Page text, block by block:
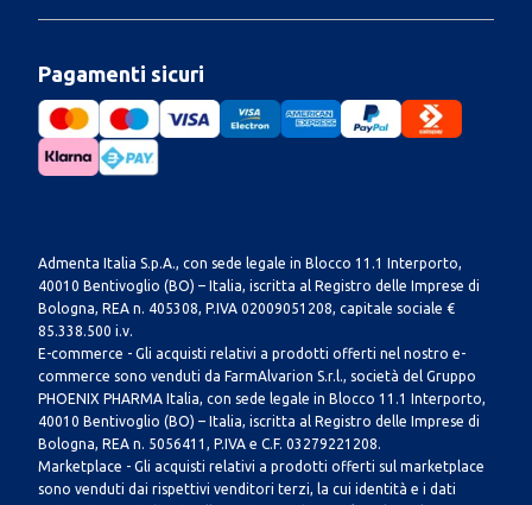
Pagamenti sicuri
Admenta Italia S.p.A., con sede legale in Blocco 11.1 Interporto,
40010 Bentivoglio (BO) – Italia, iscritta al Registro delle Imprese di
Bologna, REA n. 405308, P.IVA 02009051208, capitale sociale €
85.338.500 i.v.
E-commerce - Gli acquisti relativi a prodotti offerti nel nostro e-
commerce sono venduti da FarmAlvarion S.r.l., società del Gruppo
PHOENIX PHARMA Italia, con sede legale in Blocco 11.1 Interporto,
40010 Bentivoglio (BO) – Italia, iscritta al Registro delle Imprese di
Bologna, REA n. 5056411, P.IVA e C.F. 03279221208.
Marketplace - Gli acquisti relativi a prodotti offerti sul marketplace
sono venduti dai rispettivi venditori terzi, la cui identità e i dati